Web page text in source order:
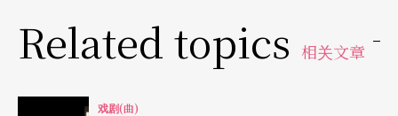
Related topics 相关文章
戏剧(曲)